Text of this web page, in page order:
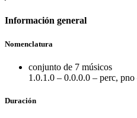
Información general
Nomenclatura
conjunto de 7 músicos
1.0.1.0 – 0.0.0.0 – perc,
Duración